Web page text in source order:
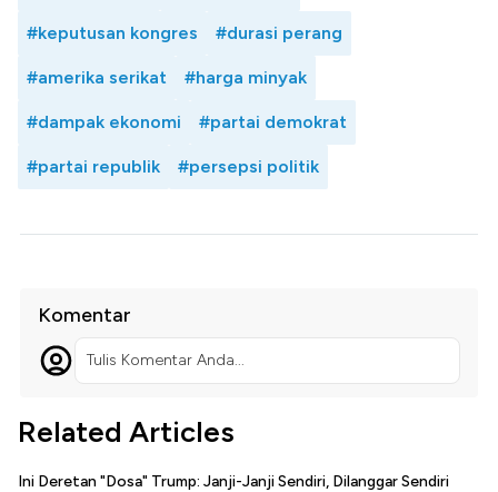
#keputusan kongres #durasi perang
#amerika serikat #harga minyak
#dampak ekonomi #partai demokrat
#partai republik #persepsi politik
Komentar
Tulis Komentar Anda...
Related Articles
Ini Deretan "Dosa" Trump: Janji-Janji Sendiri, Dilanggar Sendiri